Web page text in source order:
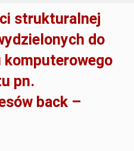
strukturalnej
do
pn.
back –